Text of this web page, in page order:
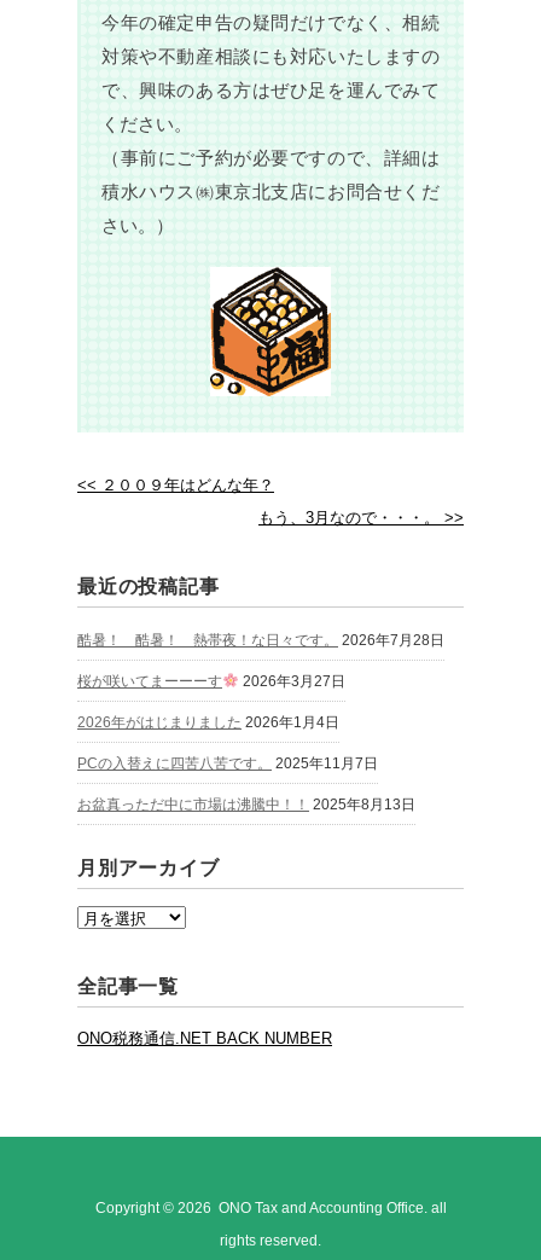
今年の確定申告の疑問だけでなく、相続
対策や不動産相談にも対応いたしますの
で、興味のある方はぜひ足を運んでみて
ください。
（事前にご予約が必要ですので、詳細は
積水ハウス㈱東京北支店にお問合せくだ
さい。）
<< ２００９年はどんな年？
もう、3月なので・・・。 >>
最近の投稿記事
酷暑！ 酷暑！ 熱帯夜！な日々です。 2026年7月28日
桜が咲いてまーーーす 2026年3月27日
2026年がはじまりました 2026年1月4日
PCの入替えに四苦八苦です。 2025年11月7日
お盆真っただ中に市場は沸騰中！！ 2025年8月13日
月別アーカイブ
全記事一覧
ONO税務通信.NET BACK NUMBER
Copyright © 2026 ONO Tax and Accounting Office. all
rights reserved.